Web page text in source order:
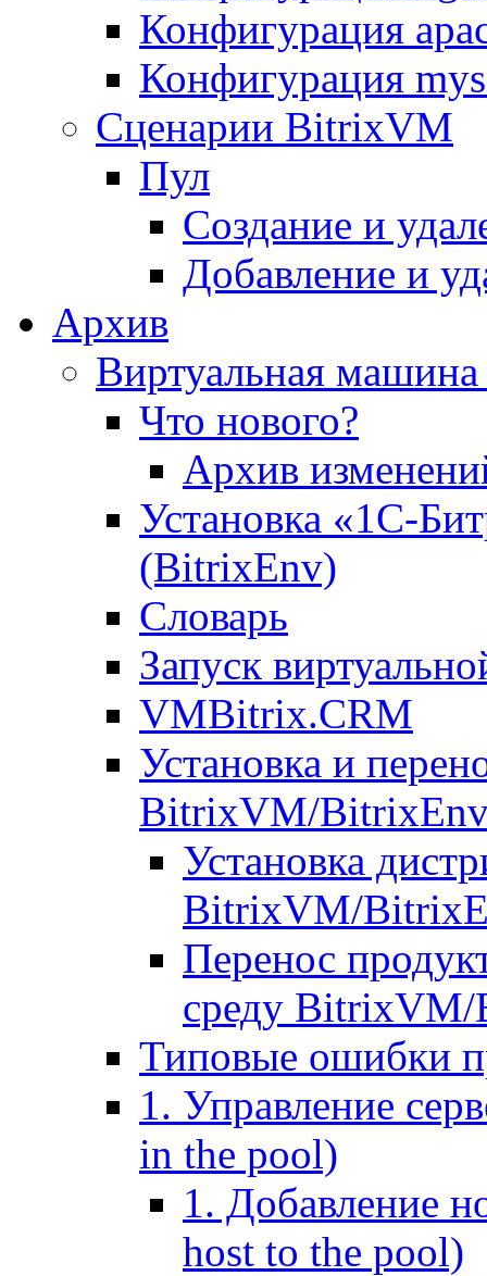
Конфигурация
Конфигурация
Сценарии BitrixVM
Пул
Создание и
Добавление и
Архив
Виртуальная
Что нового?
Архив
Установка «1С-
(BitrixEnv)
Словарь
Запуск
VMBitrix.CRM
Установка и
BitrixVM/
Установка
BitrixVM/
Перенос
среду
Типовые ошибки
1. Управление
in the pool)
1. Добавление
host to the pool)